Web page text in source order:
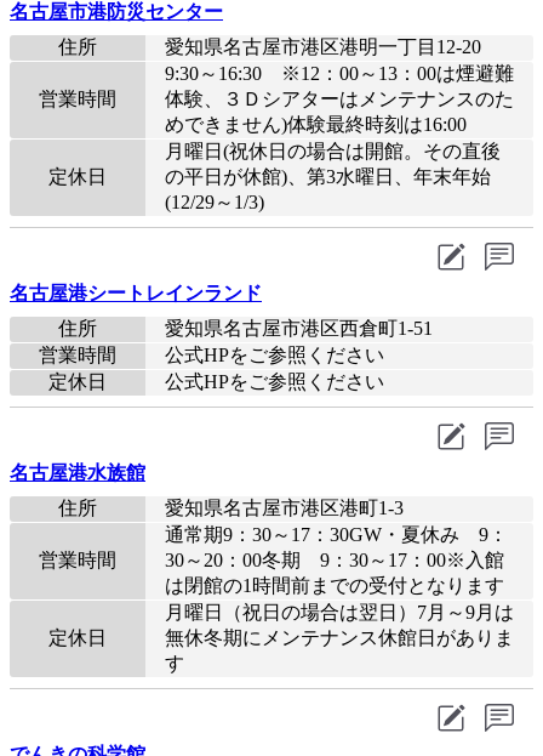
名古屋市港防災センター
住所
愛知県名古屋市港区港明一丁目12-20
営業時間
9:30～16:30 ※12：00～13：00は煙避難
体験、３Ｄシアターはメンテナンスのた
めできません)体験最終時刻は16:00
定休日
月曜日(祝休日の場合は開館。その直後
の平日が休館)、第3水曜日、年末年始
(12/29～1/3)
名古屋港シートレインランド
住所
愛知県名古屋市港区西倉町1-51
営業時間
公式HPをご参照ください
定休日
公式HPをご参照ください
名古屋港水族館
住所
愛知県名古屋市港区港町1-3
営業時間
通常期9：30～17：30GW・夏休み 9：
30～20：00冬期 9：30～17：00※入館
は閉館の1時間前までの受付となります
定休日
月曜日（祝日の場合は翌日）7月～9月は
無休冬期にメンテナンス休館日がありま
す